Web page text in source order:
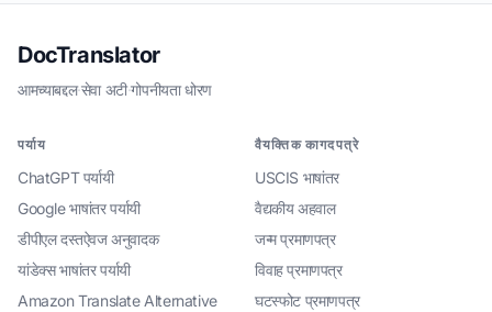
DocTranslator
आमच्याबद्दल·सेवा अटी·गोपनीयता धोरण
पर्याय
ChatGPT पर्यायी
Google भाषांतर पर्यायी
डीपीएल दस्तऐवज अनुवादक
यांडेक्स भाषांतर पर्यायी
Amazon Translate Alternative
वैयक्तिक कागदपत्रे
USCIS भाषांतर
वैद्यकीय अहवाल
जन्म प्रमाणपत्र
विवाह प्रमाणपत्र
घटस्फोट प्रमाणपत्र